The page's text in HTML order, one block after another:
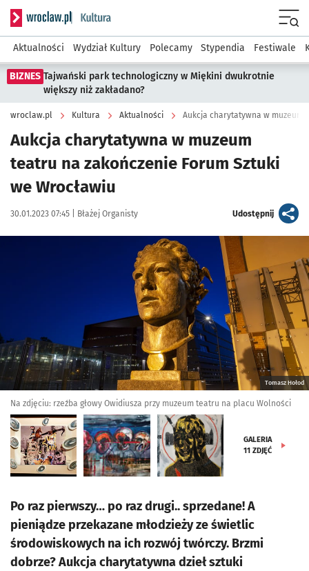
Serwis informacyjny wroclaw.pl podserwis: Kultura
Aktualności Wydział Kultury Polecamy Stypendia Festiwale
BIZNES Tajwański park technologiczny w Miękini dwukrotnie
większy niż zakładano?
wroclaw.pl Kultura Aktualności
Aukcja charytatywna w muzeum
teatru na zakończenie Forum Sztuki
we Wrocławiu
Data publikacji:
30.01.2023 07:45 | Autor:
Błażej Organisty Udostępnijartykuł
Tomasz Hołod
Na zdjęciu: rzeźba głowy Owidiusza przy muzeum teatru na placu Wolności
GALERIA
11 ZDJĘĆ
Po raz pierwszy… po raz drugi.. sprzedane! A
pieniądze przekazane młodzieży ze świetlic
środowiskowych na ich rozwój twórczy. Brzmi
dobrze? Aukcja charytatywna dzieł sztuki